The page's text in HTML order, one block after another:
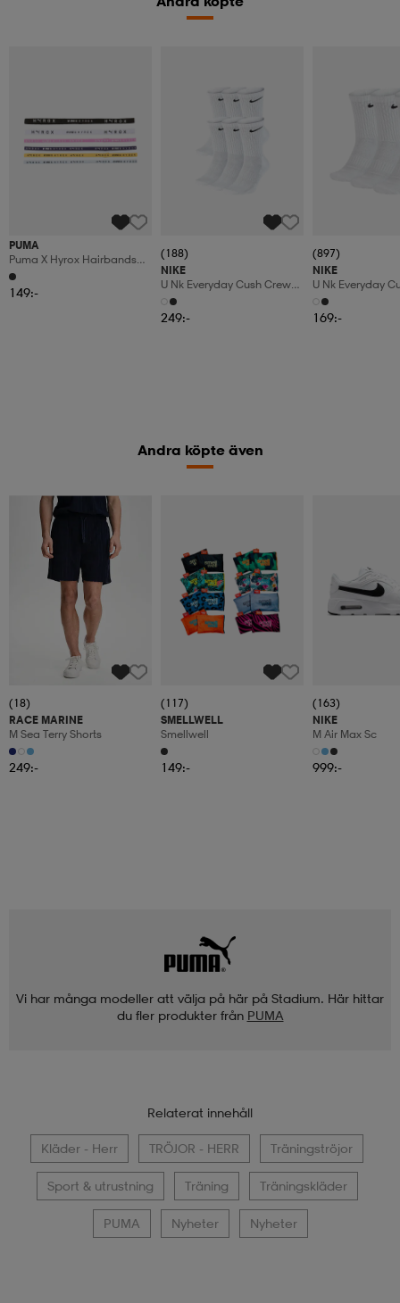
PUMA
Puma X Hyrox Hairbands
6pcs
149:-
(188)
NIKE
U Nk Everyday Cush Crew
6pr-Bd
249:-
(897)
NIKE
U Nk Everyday
3pr
169:-
Andra köpte även
(18)
RACE MARINE
M Sea Terry Shorts
249:-
(117)
SMELLWELL
Smellwell
149:-
(163)
NIKE
M Air Max Sc
999:-
Vi har många modeller att välja på här på Stadium. Här hittar
du fler produkter från PUMA
Relaterat innehåll
Kläder - Herr TRÖJOR - HERR Träningströjor
Sport & utrustning Träning Träningskläder
PUMA Nyheter Nyheter